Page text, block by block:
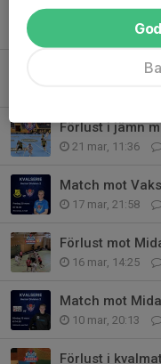
26 mar, 07:43
21 mar, 11:36
17 mar, 21:58
Förlust mot
16 mar, 14:25
Match mot
10 mar, 20:13
Förlust i